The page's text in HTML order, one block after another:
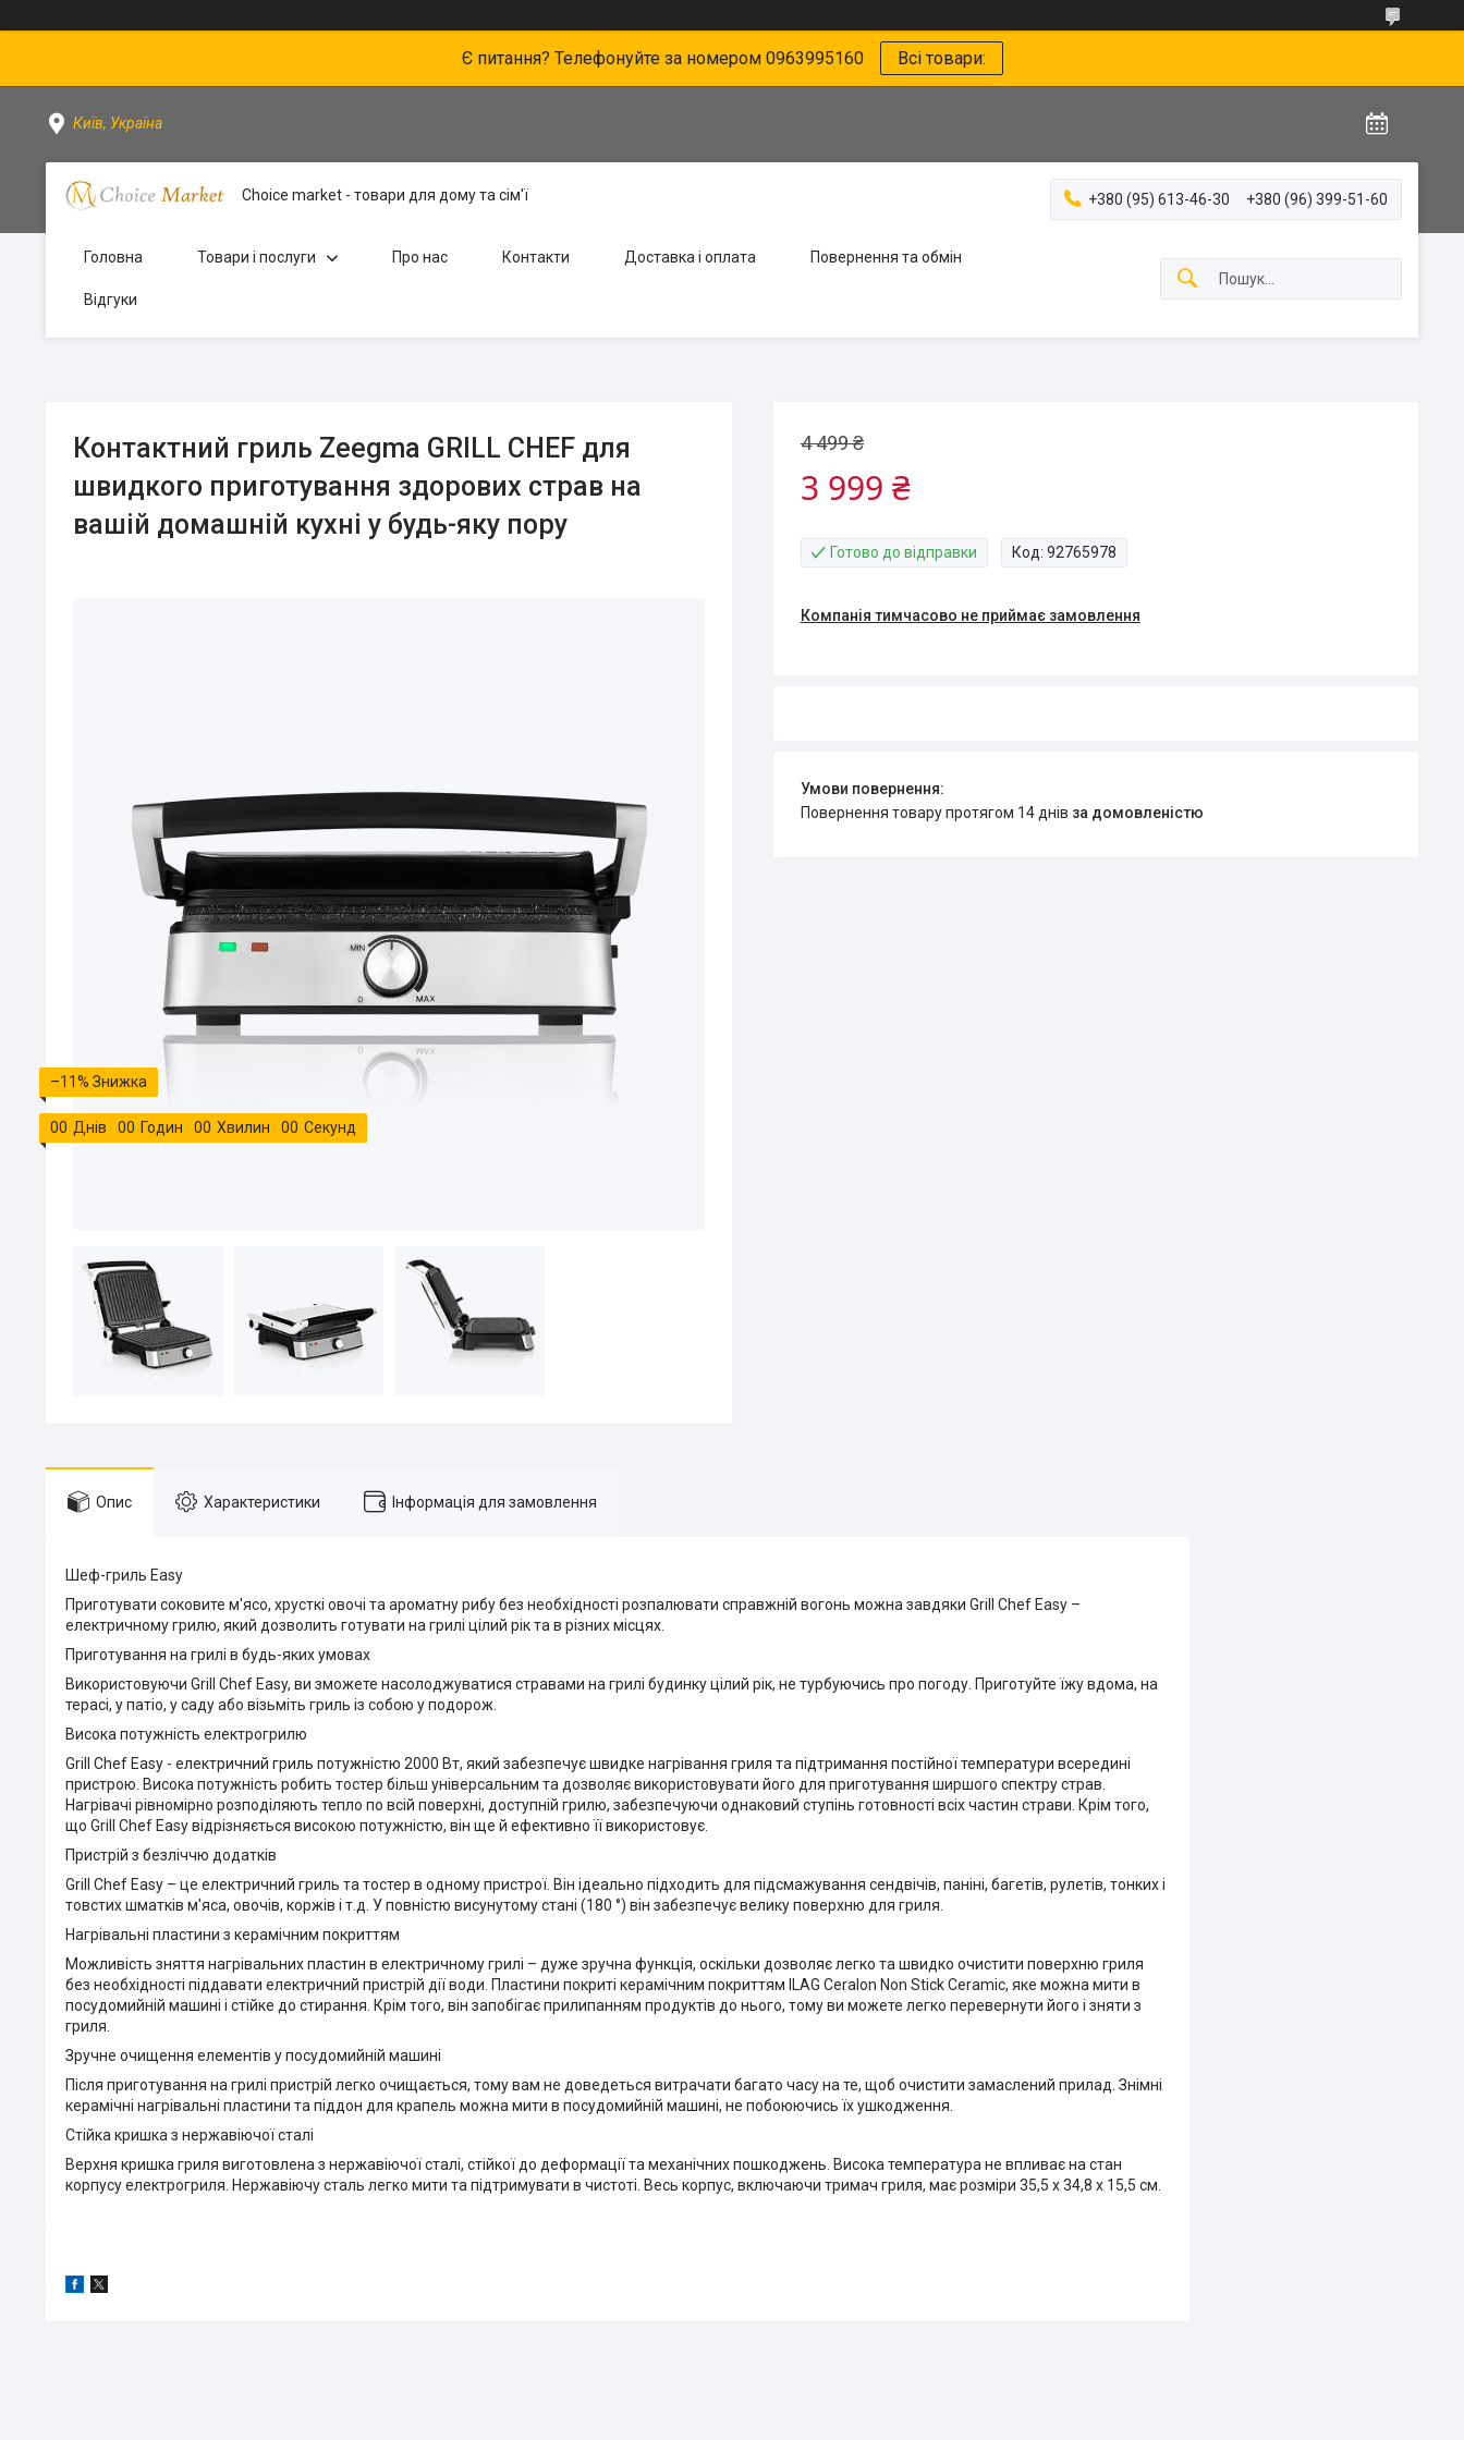
Є питання? Телефонуйте за номером 0963995160 Всі товари:
Київ, Україна
Choice market - товари для дому та сім'ї +380 (95) 613-46-30 +380 (96) 399-51-60
Головна Товари і послуги Про нас Контакти Доставка і оплата Повернення та обмін
Відгуки
Контактний гриль Zeegma GRILL CHEF для
швидкого приготування здорових страв на
вашій домашній кухні у будь-яку пору
–11%
00 Днів 00 Годин 00 Хвилин 00 Секунд
4 499 ₴
3 999 ₴
Готово до відправки Код: 92765978
Компанія тимчасово не приймає замовлення
повернення товару протягом 14 днів за домовленістю
Опис Характеристики Інформація для замовлення
Шеф-гриль Easy
Приготувати соковите м'ясо, хрусткі овочі та ароматну рибу без необхідності розпалювати справжній вогонь можна завдяки Grill Chef Easy –
електричному грилю, який дозволить готувати на грилі цілий рік та в різних місцях.
Приготування на грилі в будь-яких умовах
Використовуючи Grill Chef Easy, ви зможете насолоджуватися стравами на грилі будинку цілий рік, не турбуючись про погоду. Приготуйте їжу вдома, на
терасі, у патіо, у саду або візьміть гриль із собою у подорож.
Висока потужність електрогрилю
Grill Chef Easy - електричний гриль потужністю 2000 Вт, який забезпечує швидке нагрівання гриля та підтримання постійної температури всередині
пристрою. Висока потужність робить тостер більш універсальним та дозволяє використовувати його для приготування ширшого спектру страв.
Нагрівачі рівномірно розподіляють тепло по всій поверхні, доступній грилю, забезпечуючи однаковий ступінь готовності всіх частин страви. Крім того,
що Grill Chef Easy відрізняється високою потужністю, він ще й ефективно її використовує.
Пристрій з безліччю додатків
Grill Chef Easy – це електричний гриль та тостер в одному пристрої. Він ідеально підходить для підсмажування сендвічів, паніні, багетів, рулетів, тонких і
товстих шматків м'яса, овочів, коржів і т.д. У повністю висунутому стані (180 °) він забезпечує велику поверхню для гриля.
Нагрівальні пластини з керамічним покриттям
Можливість зняття нагрівальних пластин в електричному грилі – дуже зручна функція, оскільки дозволяє легко та швидко очистити поверхню гриля
без необхідності піддавати електричний пристрій дії води. Пластини покриті керамічним покриттям ILAG Ceralon Non Stick Ceramic, яке можна мити в
посудомийній машині і стійке до стирання. Крім того, він запобігає прилипанням продуктів до нього, тому ви можете легко перевернути його і зняти з
гриля.
Зручне очищення елементів у посудомийній машині
Після приготування на грилі пристрій легко очищається, тому вам не доведеться витрачати багато часу на те, щоб очистити замаслений прилад. Знімні
керамічні нагрівальні пластини та піддон для крапель можна мити в посудомийній машині, не побоюючись їх ушкодження.
Стійка кришка з нержавіючої сталі
Верхня кришка гриля виготовлена з нержавіючої сталі, стійкої до деформації та механічних пошкоджень. Висока температура не впливає на стан
корпусу електрогриля. Нержавіючу сталь легко мити та підтримувати в чистоті. Весь корпус, включаючи тримач гриля, має розміри 35,5 х 34,8 х 15,5 см.